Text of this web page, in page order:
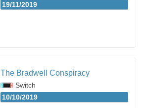
19/11/2019
The Bradwell Conspiracy
Switch
10/10/2019